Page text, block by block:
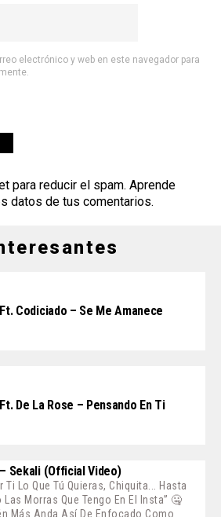
electrónico y web en este navegador para
para reducir el spam. Aprende
datos de tus comentarios.
Codiciado – Se Me Amanece
De La Rose – Pensando En Ti
Sekali (Official Video)
Ti Lo Que Tú Quieras, Chiquita... Hasta
Las Morras Que Tengo En El Insta” 🤐
Más Anda Así De Enfocado Como